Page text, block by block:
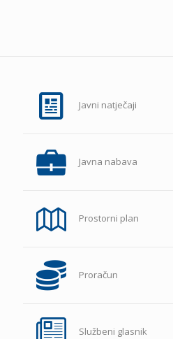
Javni natječaji
Javna nabava
Prostorni plan
Proračun
Službeni glasnik